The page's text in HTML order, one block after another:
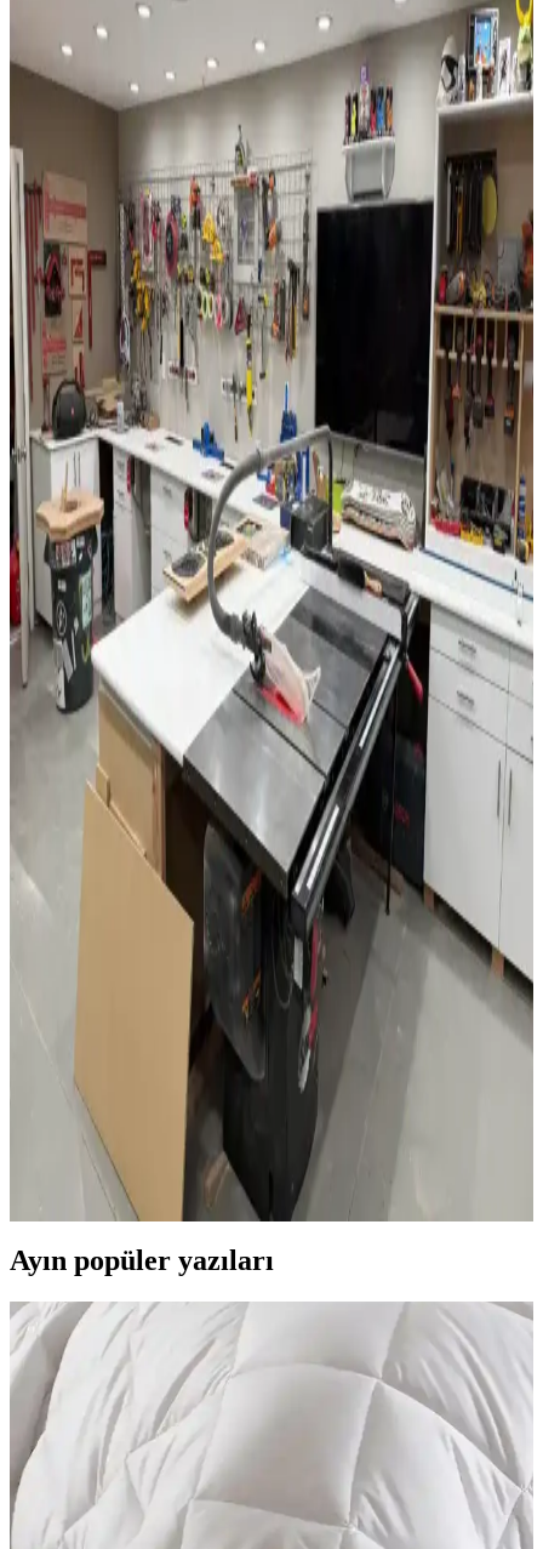
Evde Basit ve Etkili İyileştirmelerle Konfor ve Enerji
Verimliliği Artırma Yöntemleri
Evde yapılan basit iyileştirmelerle aydınlatma, yalıtım, akıllı
teknolojiler ve estetik düzenlemeler sayesinde konfor ve enerji
verimliliği artırılabilir. Bu yöntemler yaşam alanlarını daha
fonksiyonel ve estetik kılar.
Evde Tırmanma Duvarı İnşası: Malzeme, Tasarım
ve Güvenlik Detaylarıyla Pratik Rehber
Evde tırmanma duvarı inşası, huş kontrplak ve t-nut kullanımıyla
sağlamlaştırılır. Metal karkaslarda ahşap destek önerilir. LED
aydınlatma estetik katarken, güvenlik için vantilatör kaldırılır ve mat
kullanılır.
Morado (Bolivyan Gül Ağacı) ile Waterfall Ahşap
Kenar İşleme Projesi Detayları
Morado ağacının sertliği ve yoğunluğuyla Waterfall kenar işleme
tekniği birleştirilerek estetik ve dayanıklı ahşap projeler ortaya
konuyor. Kesim, yapıştırma ve yüzey işlemlerinde dikkat gerektiren
bu süreçte LED aydınlatma entegrasyonu da kullanılıyor.
Oturma Odası Dekorasyonunda Lambalar: Estetik
ve İşlevselliğin Uyumuyla Şık Mekanlar Yaratın
Oturma odası dekorasyonunda lambalar, estetik ve fonksiyonelliği
bir araya getirerek atmosferi belirler. Çeşitli tasarım ve özelliklerdeki
modeller, tarzınıza uygun seçeneği bulmanızı sağlar.
Modern ve İşlevsel Banyo Dolabı Çözümleri ile Alan
Verimliliği Artırın
Modern banyo dolapları, dayanıklı malzemeler ve şık tasarımlarla
alanınızı optimize eder, düzen sağlar ve estetiği artırır. Farklı
ihtiyaçlara uygun çözümlerle banyolarınızı yenileyin.
IKEA Abajur Başlıkları: Fonksiyonellik ve Estetiğin
Uyumuyla Dekorasyonunuzu Zenginleştirin
IKEA abajur başlıkları, fonksiyonellik ve estetiği bir araya getirerek
farklı dekorasyonlara uygun çözümler sunar. Dayanıklı, şık ve kolay
kullanılabilir modellerle yaşam alanlarınızı aydınlatın.
Ahşap Atölyelerinde Toz Temizliği, Çoklu Router
Masaları ve Düzenin İş Verimliliğine Etkisi
Ahşap atölyelerinde toz temizliği ekipman ömrünü uzatırken, çoklu
router masaları iş akışını hızlandırır. Düzen ve aydınlatma ise
çalışma kalitesini artırır ve sağlıklı ortam sağlar.
Ayın popüler yazıları